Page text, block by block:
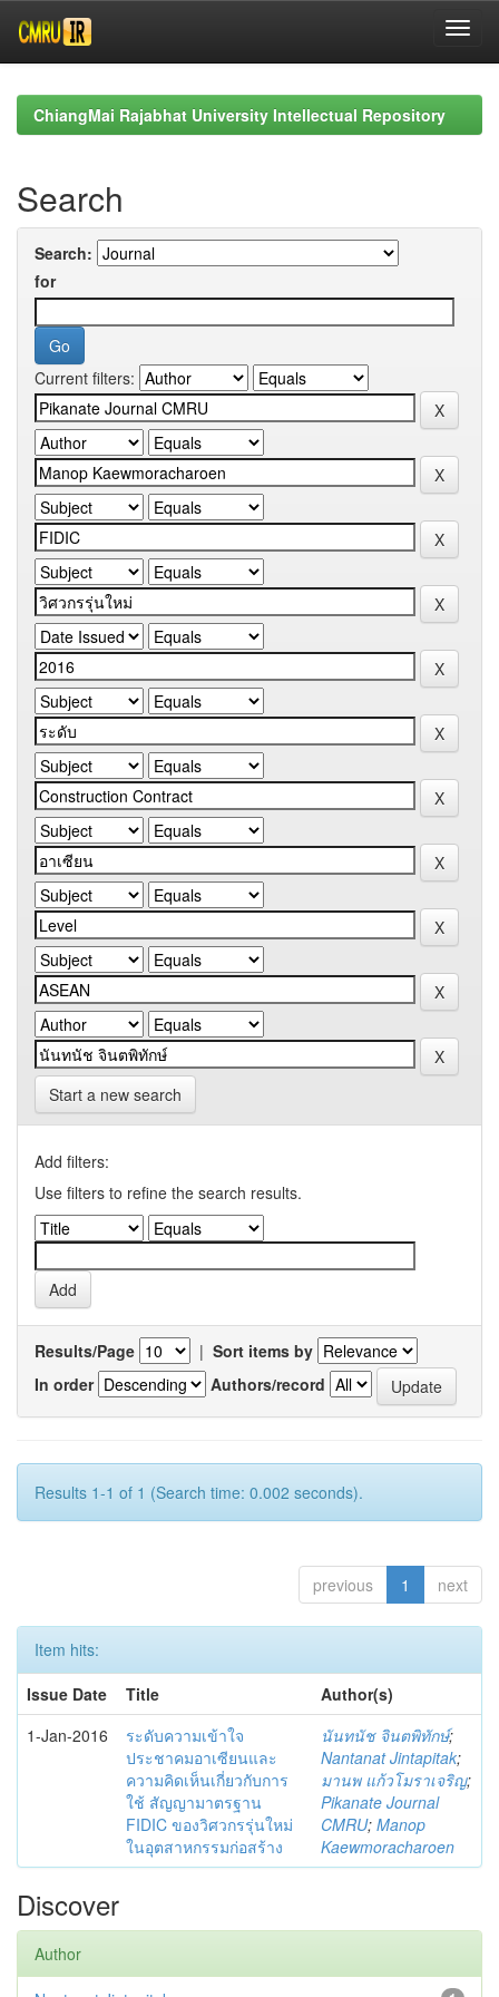
navigationChiangMai Rajabhat University Intellectual Repository
Search
Search:
for
Current filters:
Start a new search
Add filters:
Use filters to refine the search results.
Results/Page | Sort items by
In order
Authors/record
Results 1-1 of 1 (Search time: 0.002 seconds).
previous 1 next
Item hits:
Issue Date
Title
Author(s)
1-Jan-2016
ระดับความเข้าใจ
ประชาคมอาเซียนและ
ความคิดเห็นเกี่ยวกับการ
ใช้ สัญญามาตรฐาน
FIDIC ของวิศวกรรุ่นใหม่
ในอุตสาหกรรมก่อสร้าง
นันทนัช จินตพิทักษ์;
Nantanat Jintapitak;
มานพ แก้วโมราเจริญ;
Pikanate Journal
CMRU; Manop
Kaewmoracharoen
Discover
Author